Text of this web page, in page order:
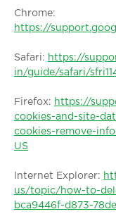
Chrome:
https://
Safari: https://
in/guide/safari/
Firefox: https://
cookies-and-site-
cookies-remove-
US
Internet Explorer:
us/topic/how-to-
bca9446f-d873-